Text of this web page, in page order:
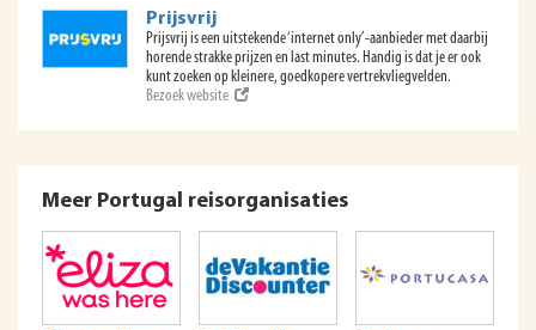
Prijsvrij
Prijsvrij is een uitstekende ‘internet only’-aanbieder met daarbij
horende strakke prijzen en last minutes. Handig is dat je er ook
kunt zoeken op kleinere, goedkopere vertrekvliegvelden.
Bezoek website
Meer Portugal reisorganisaties